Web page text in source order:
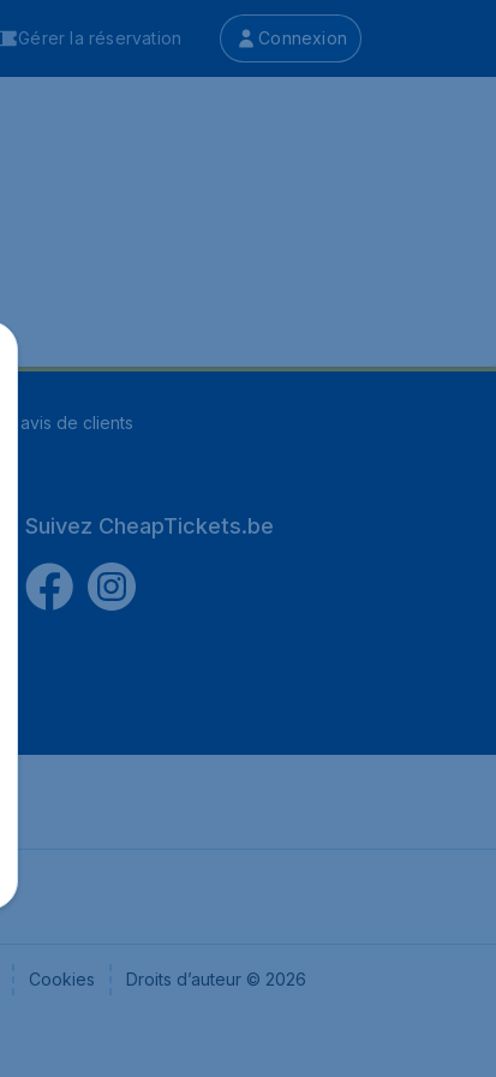
Gérer la réservation Connexion
avis de clients
Suivez CheapTickets.be
Cookies Droits d’auteur © 2026